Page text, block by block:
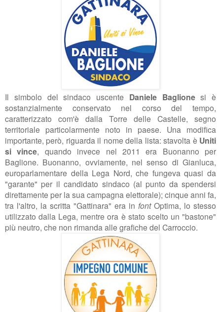
Il simbolo del sindaco uscente Daniele Baglionesi è
sostanzialmente conservato nel corso del tempo,
caratterizzato com'è dalla Torre delle Castelle, segno
territoriale particolarmente noto in paese. Una modifica
importante, però, riguarda il nome della lista: stavolta è Uniti
si vince, quando invece nel 2011 era Buonanno per
Baglione. Buonanno, ovviamente, nel senso di Gianluca,
europarlamentare della Lega Nord, che fungeva quasi da
"garante" per il candidato sindaco (al punto da spendersi
direttamente per la sua campagna elettorale); cinque anni fa,
tra l'altro, la scritta "Gattinara" era in fontOptima, lo stesso
utilizzato dalla Lega, mentre ora è stato scelto un "bastone"
più neutro, che non rimanda alle grafiche del Carroccio.